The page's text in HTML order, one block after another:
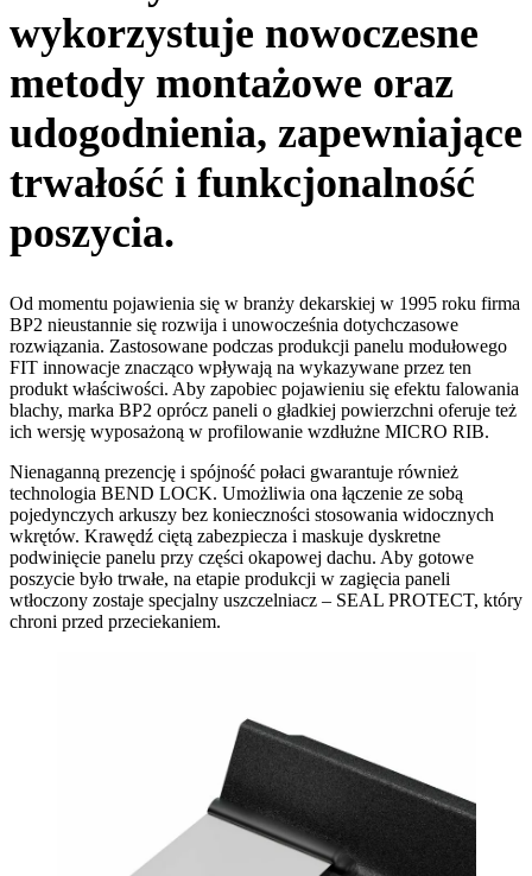
wykorzystuje nowoczesne
metody montażowe oraz
udogodnienia, zapewniające
trwałość i funkcjonalność
poszycia.
Od momentu pojawienia się w branży dekarskiej w 1995 roku firma
BP2 nieustannie się rozwija i unowocześnia dotychczasowe
rozwiązania. Zastosowane podczas produkcji panelu modułowego
FIT innowacje znacząco wpływają na wykazywane przez ten
produkt właściwości. Aby zapobiec pojawieniu się efektu falowania
blachy, marka BP2 oprócz paneli o gładkiej powierzchni oferuje też
ich wersję wyposażoną w profilowanie wzdłużne MICRO RIB.
Nienaganną prezencję i spójność połaci gwarantuje również
technologia BEND LOCK. Umożliwia ona łączenie ze sobą
pojedynczych arkuszy bez konieczności stosowania widocznych
wkrętów. Krawędź ciętą zabezpiecza i maskuje dyskretne
podwinięcie panelu przy części okapowej dachu. Aby gotowe
poszycie było trwałe, na etapie produkcji w zagięcia paneli
wtłoczony zostaje specjalny uszczelniacz – SEAL PROTECT, który
chroni przed przeciekaniem.